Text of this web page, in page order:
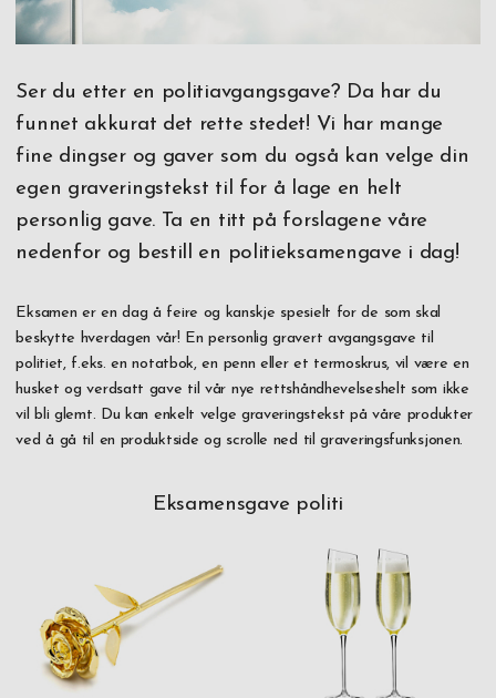
Ser du etter en politiavgangsgave? Da har du
funnet akkurat det rette stedet! Vi har mange
fine dingser og gaver som du også kan velge din
egen graveringstekst til for å lage en helt
personlig gave. Ta en titt på forslagene våre
nedenfor og bestill en politieksamengave i dag!
Eksamen er en dag å feire og kanskje spesielt for de som skal
beskytte hverdagen vår! En personlig gravert avgangsgave til
politiet, f.eks. en notatbok, en penn eller et termoskrus, vil være en
husket og verdsatt gave til vår nye rettshåndhevelseshelt som ikke
vil bli glemt. Du kan enkelt velge graveringstekst på våre produkter
ved å gå til en produktside og scrolle ned til graveringsfunksjonen.
Eksamensgave politi